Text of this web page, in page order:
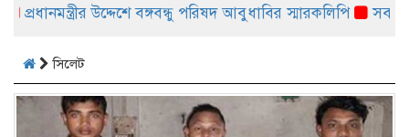
উদ্দেশে বঙ্গবন্ধু পরিষদ আবুধাবির স্মারকলিপি
সবজিতে
সিলেট